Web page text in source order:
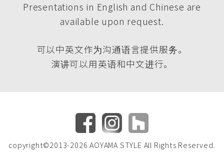
Presentations in English and Chinese are
available upon request.
可以中英文作为沟通语言提供服务。
演讲可以用英语和中文进行。
copyright©2013-2026 AOYAMA STYLE All Rights Reserved.